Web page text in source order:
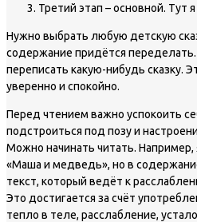
Третий этап – основной. Тут
Нужно выбрать любую детскую
содержание придётся
переписать какую-нибудь сказку.
уверенно и спокойно.
Перед чтением важно успокоить
подстроиться под позу и
Можно начинать читать. Например,
«Маша и медведь», но в
текст, который ведёт к
Это достигается за счёт
тепло в теле, расслабление,